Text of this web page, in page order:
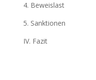
4. Beweislast
5. Sanktionen
IV. Fazit